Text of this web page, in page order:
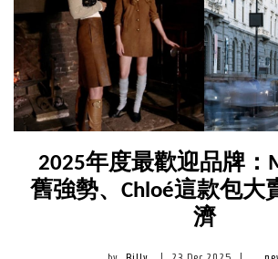
2025年度最歡迎品牌：
舊強勢、Chloé這款包大
濟